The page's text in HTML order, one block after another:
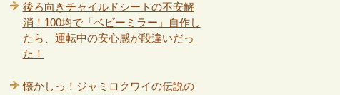
後ろ向きチャイルドシートの不安解
消！100均で「ベビーミラー」自作し
たら、運転中の安心感が段違いだっ
た！
懐かしっ！ジャミロクワイの伝説の